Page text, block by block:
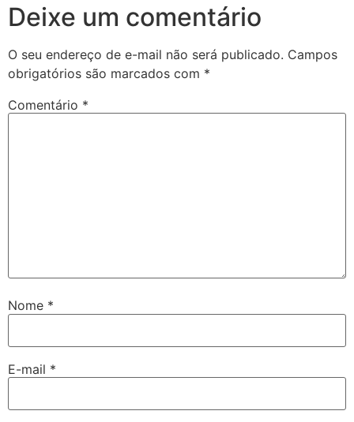
Deixe um comentário
O seu endereço de e-mail não será publicado. Campos
obrigatórios são marcados com *
Comentário *
Nome *
E-mail *